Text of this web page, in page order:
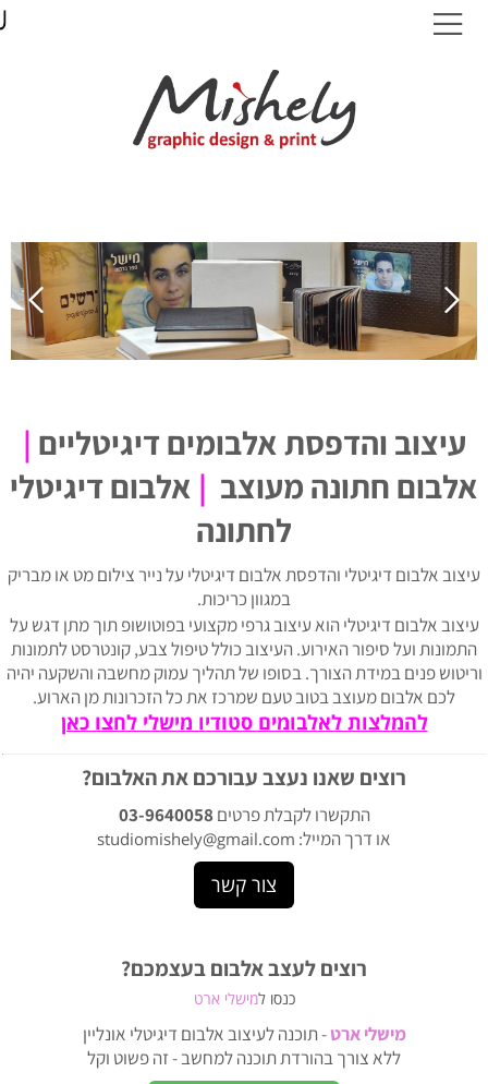
עיצוב והדפסת אלבומים דיגיטליים|
אלבום חתונה מעוצב| אלבום דיגיטלי
לחתונה
עיצוב אלבום דיגיטלי והדפסת אלבום דיגיטלי על נייר צילום מט או מבריק
במגוון כריכות.
עיצוב אלבום דיגיטלי הוא עיצוב גרפי מקצועי בפוטושופ תוך מתן דגש על
התמונות ועל סיפור האירוע. העיצוב כולל טיפול צבע, קונטרסט לתמונות
פנים במידת הצורך. בסופו של תהליך עמוק מחשבה והשקעה יהיה
לכם אלבום מעוצב בטוב טעם שמרכז את כל הזכרונות מן הארוע.
להמלצות לאלבומים סטודיו מישלי לחצו כאן
רוצים שאנו נעצב עבורכם את האלבום?
התקשרו לקבלת פרטים03-9640058
או דרך המייל:studiomishely@gmail.com
צור קשר
רוצים לעצב אלבום בעצמכם?
כנסו ל מישלי ארט
מישלי ארט- תוכנה לעיצוב אלבום דיגיטלי אונליין
ללא צורך בהורדת תוכנה למחשב - זה פשוט וקל